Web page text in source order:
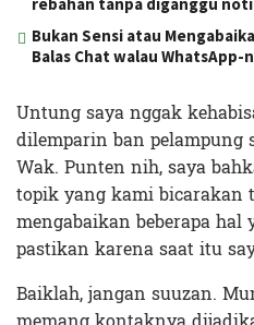
Bukan Sensi atau
Balas Chat walau WhatsApp-
Untung saya nggak
dilemparin ban pelampung
Wak. Punten nih, saya
topik yang kami bicarakan
mengabaikan beberapa hal
pastikan karena saat itu
Baiklah, jangan suuzan.